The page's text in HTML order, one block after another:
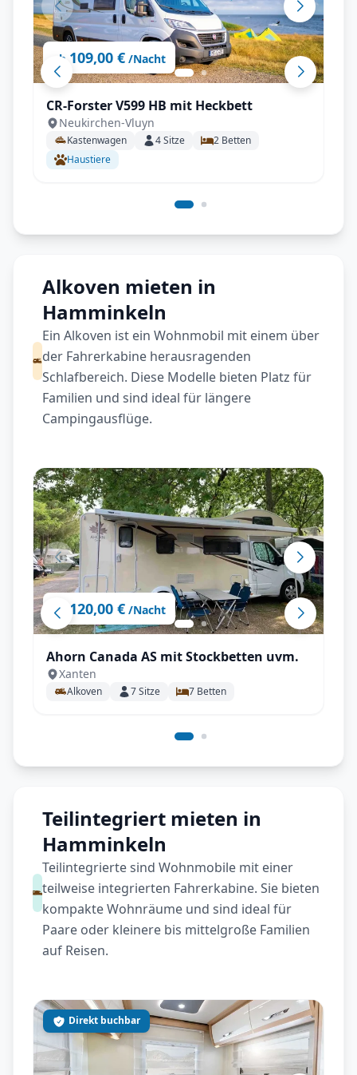
ab 109,00 € /Nacht
CR-Forster V599 HB mit Heckbett
Neukirchen-Vluyn
Kastenwagen 4Sitze 2 Betten
Haustiere
Alkoven mieten in
Hamminkeln
Ein Alkoven ist ein Wohnmobil mit einem über
der Fahrerkabine herausragenden
Schlafbereich. Diese Modelle bieten Platz für
Familien und sind ideal für längere
Campingausflüge.
ab 120,00 € /Nacht
Ahorn Canada AS mit Stockbetten uvm.
Xanten
Alkoven 7Sitze 7 Betten
Teilintegriert mieten in
Hamminkeln
Teilintegrierte sind Wohnmobile mit einer
teilweise integrierten Fahrerkabine. Sie bieten
kompakte Wohnräume und sind ideal für
Paare oder kleinere bis mittelgroße Familien
auf Reisen.
Direkt buchbar